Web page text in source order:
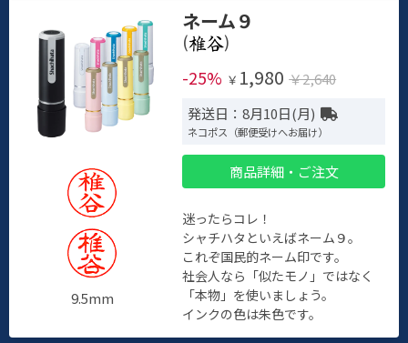
9.5mm
ネーム９
(
)
-25% ￥ 1,980 ￥2,640
発送日：8月10日(月)
ネコポス（郵便受けへお届け）
商品詳細・ご注文
迷ったらコレ！
シャチハタといえばネーム９。
これぞ国民的ネーム印です。
社会人なら「似たモノ」ではなく
「本物」を使いましょう。
インクの色は朱色です。